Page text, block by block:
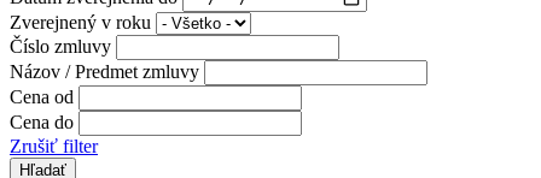
Zverejnený v roku
Číslo zmluvy
Názov / Predmet zmluvy
Cena od
Cena do
Zrušiť filter